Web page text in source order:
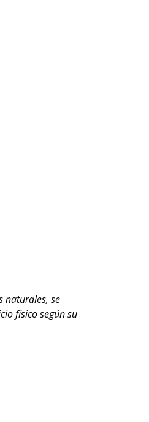
naturales, se
físico según su